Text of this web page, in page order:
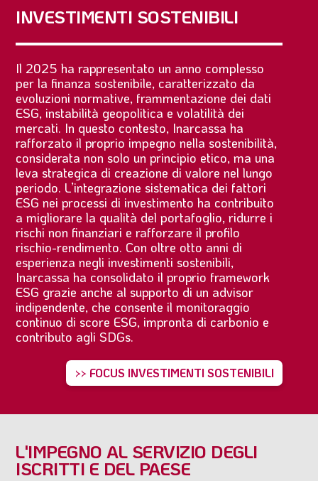
INVESTIMENTI SOSTENIBILI
Il 2025 ha rappresentato un anno complesso
per la finanza sostenibile, caratterizzato da
evoluzioni normative, frammentazione dei dati
ESG, instabilità geopolitica e volatilità dei
mercati. In questo contesto, Inarcassa ha
rafforzato il proprio impegno nella sostenibilità,
considerata non solo un principio etico, ma una
leva strategica di creazione di valore nel lungo
periodo. L’integrazione sistematica dei fattori
ESG nei processi di investimento ha contribuito
a migliorare la qualità del portafoglio, ridurre i
rischi non finanziari e rafforzare il profilo
rischio-rendimento. Con oltre otto anni di
esperienza negli investimenti sostenibili,
Inarcassa ha consolidato il proprio framework
ESG grazie anche al supporto di un advisor
indipendente, che consente il monitoraggio
continuo di score ESG, impronta di carbonio e
contributo agli SDGs.
>> FOCUS INVESTIMENTI SOSTENIBILI
L'IMPEGNO AL SERVIZIO DEGLI
ISCRITTI E DEL PAESE